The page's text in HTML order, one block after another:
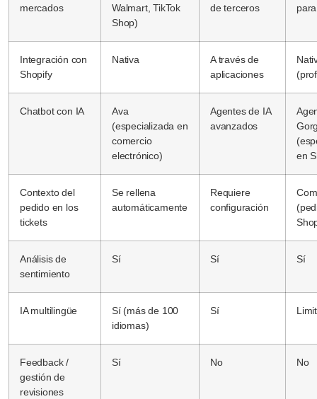
mercados
Walmart, TikTok
Shop)
de terceros
Integración con
Shopify
Nativa
A través de
aplicaciones
Chatbot con IA
Ava
(especializada en
comercio
electrónico)
Agentes de IA
avanzados
en
Contexto del
pedido en los
tickets
Se rellena
automáticamente
Requiere
configuración
Análisis de
sentimiento
Sí Sí Sí
IA multilingüe
Sí (más de 100
idiomas)
Sí
Feedback /
gestión de
revisiones
Sí No No